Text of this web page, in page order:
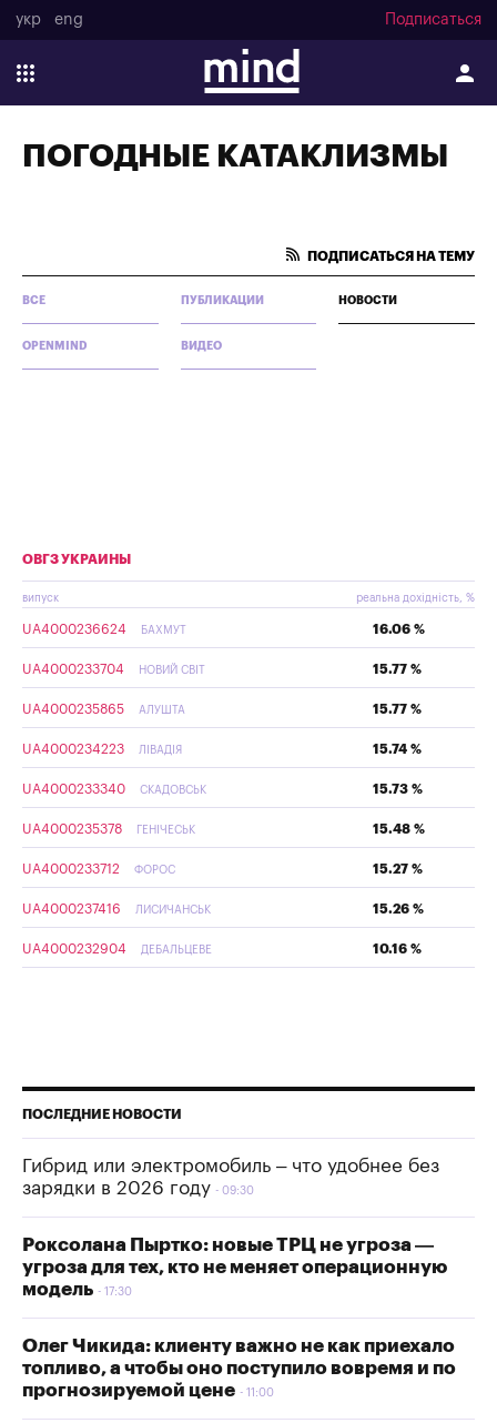
укр eng Подписаться
ПОГОДНЫЕ КАТАКЛИЗМЫ
ПОДПИСАТЬСЯ НА ТЕМУ
ВСЕ ПУБЛИКАЦИИ НОВОСТИ
OPENMIND ВИДЕО
ОВГЗ УКРАИНЫ
випуск реальна дохідність, %
UA4000236624 БАХМУТ 16.06 %
UA4000233704 НОВИЙ СВІТ 15.77 %
UA4000235865 АЛУШТА 15.77 %
UA4000234223 ЛІВАДІЯ 15.74 %
UA4000233340 СКАДОВСЬК 15.73 %
UA4000235378 ГЕНІЧЕСЬК 15.48 %
UA4000233712 ФОРОС 15.27 %
UA4000237416 ЛИСИЧАНСЬК 15.26 %
UA4000232904 ДЕБАЛЬЦЕВЕ 10.16 %
ПОСЛЕДНИЕ НОВОСТИ
Гибрид или электромобиль – что удобнее без
зарядки в 2026 году
09:30
Роксолана Пыртко: новые ТРЦ не угроза —
угроза для тех, кто не меняет операционную
модель
17:30
Олег Чикида: клиенту важно не как приехало
топливо, а чтобы оно поступило вовремя и по
прогнозируемой цене
11:00